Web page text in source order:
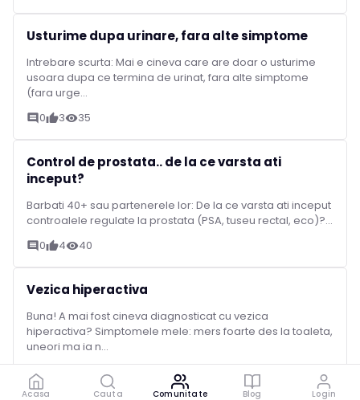
Usturime dupa urinare, fara alte simptome
Intrebare scurta: Mai e cineva care are doar o usturime
usoara dupa ce termina de urinat, fara alte simptome
(fara urge...
comment 0thumb_up3visibility35
Control de prostata.. de la ce varsta ati
inceput?
Barbati 40+ sau partenerele lor: De la ce varsta ati inceput
controalele regulate la prostata (PSA, tuseu rectal, eco)?...
comment 0thumb_up4visibility40
Vezica hiperactiva
Buna! A mai fost cineva diagnosticat cu vezica
hiperactiva? Simptomele mele: mers foarte des la toaleta,
uneori ma ia n...
comment
Acasa Cauta Comunitate Blog Login